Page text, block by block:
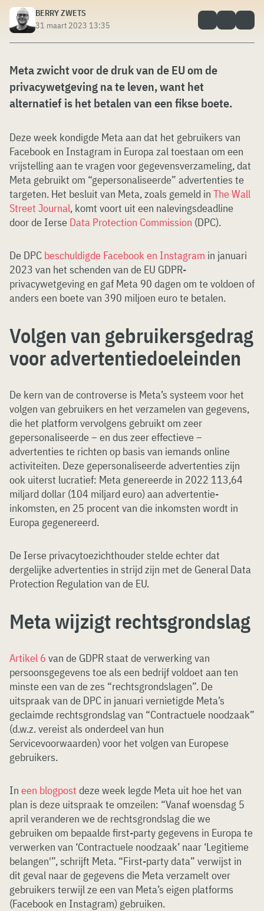
BERRY ZWETS
31 maart 2023 13:35
Meta zwicht voor de druk van de EU om de
privacywetgeving na te leven, want het
alternatief is het betalen van een fikse boete.
Deze week kondigde Meta aan dat het gebruikers van
Facebook en Instagram in Europa zal toestaan om een
vrijstelling aan te vragen voor gegevensverzameling, dat
Meta gebruikt om “gepersonaliseerde” advertenties te
targeten. Het besluit van Meta, zoals gemeld in The Wall
Street Journal, komt voort uit een nalevingsdeadline
door de Ierse Data Protection Commission (DPC).
De DPC beschuldigde Facebook en Instagram in januari
2023 van het schenden van de EU GDPR-
privacywetgeving en gaf Meta 90 dagen om te voldoen of
anders een boete van 390 miljoen euro te betalen.
Volgen van gebruikersgedrag
voor advertentiedoeleinden
De kern van de controverse is Meta’s systeem voor het
volgen van gebruikers en het verzamelen van gegevens,
die het platform vervolgens gebruikt om zeer
gepersonaliseerde – en dus zeer effectieve –
advertenties te richten op basis van iemands online
activiteiten. Deze gepersonaliseerde advertenties zijn
ook uiterst lucratief: Meta genereerde in 2022 113,64
miljard dollar (104 miljard euro) aan advertentie-
inkomsten, en 25 procent van die inkomsten wordt in
Europa gegenereerd.
De Ierse privacytoezichthouder stelde echter dat
dergelijke advertenties in strijd zijn met de General Data
Protection Regulation van de EU.
Meta wijzigt rechtsgrondslag
Artikel 6 van de GDPR staat de verwerking van
persoonsgegevens toe als een bedrijf voldoet aan ten
minste een van de zes “rechtsgrondslagen”. De
uitspraak van de DPC in januari vernietigde Meta’s
geclaimde rechtsgrondslag van “Contractuele noodzaak”
(d.w.z. vereist als onderdeel van hun
Servicevoorwaarden) voor het volgen van Europese
gebruikers.
In een blogpost deze week legde Meta uit hoe het van
plan is deze uitspraak te omzeilen: “Vanaf woensdag 5
april veranderen we de rechtsgrondslag die we
gebruiken om bepaalde first-party gegevens in Europa te
verwerken van ‘Contractuele noodzaak’ naar ‘Legitieme
belangen'”, schrijft Meta. “First-party data” verwijst in
dit geval naar de gegevens die Meta verzamelt over
gebruikers terwijl ze een van Meta’s eigen platforms
(Facebook en Instagram) gebruiken.